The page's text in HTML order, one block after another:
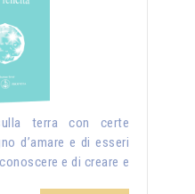
terra con certe
d’amare e di esseri
e di creare e